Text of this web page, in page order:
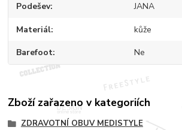
Podešev JANA
Materiál kůže
Barefoot Ne
Zboží zařazeno v kategoriích
ZDRAVOTNÍ OBUV MEDISTYLE